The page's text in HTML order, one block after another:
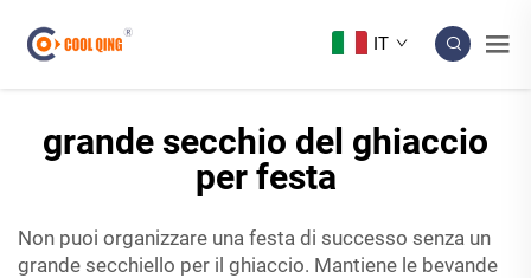
IT
grande secchio del ghiaccio
per festa
Non puoi organizzare una festa di successo senza un
grande secchiello per il ghiaccio. Mantiene le bevande